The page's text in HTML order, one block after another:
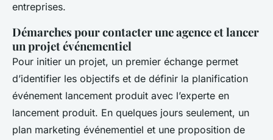
entreprises.
Démarches pour contacter une agence et lancer
un projet événementiel
Pour initier un projet, un premier échange permet
d’identifier les objectifs et de définir la planification
événement lancement produit avec l’experte en
lancement produit. En quelques jours seulement, un
plan marketing événementiel et une proposition de